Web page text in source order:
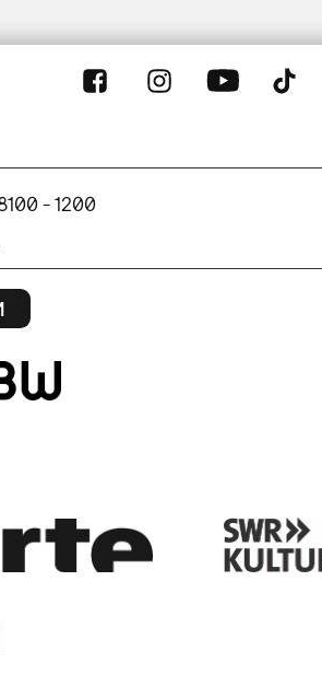
- 1200